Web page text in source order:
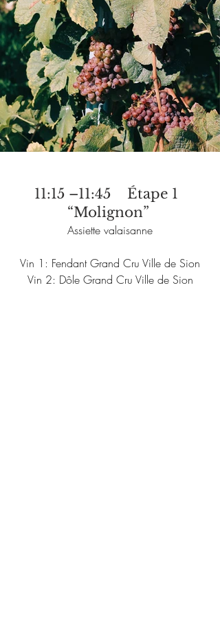
11:15 –11:45    Étape 1
“Molignon”
Assiette valaisanne
Vin 1: Fendant Grand Cru Ville de Sion
Vin 2: Dôle Grand Cru Ville de Sion